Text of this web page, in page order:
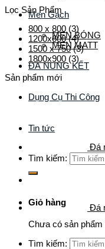
Men Gạch
MEN BÓNG
MEN MATT
ĐÁ NUNG KẾT
Dụng Cụ Thi Công
Tin tức
Tìm kiếm:
Giỏ hàng
Chưa có sản phẩm
Tìm kiếm:
Lọc Sản Phẩm
800 x 800 (3)
1200x600 (4)
1500 x 750 (3)
1800x900 (3)
Sản phẩm mới
Đá
Đá